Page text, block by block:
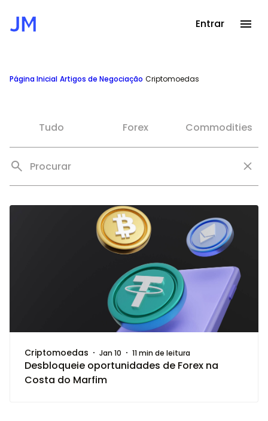
Entrar
Página Inicial Artigos de Negociação Criptomoedas
Tudo Forex Commodities
Criptomoedas Jan 10 11 min de leitura
Desbloqueie oportunidades de Forex na
Costa do Marfim